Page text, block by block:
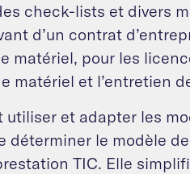
check-lists et divers
d’un contrat
matériel, pour les
matériel et l’entretien
et adapter les
déterminer le modèle
TIC. Elle